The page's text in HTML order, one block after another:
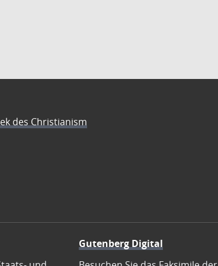
des Christianism
Gutenberg Digital